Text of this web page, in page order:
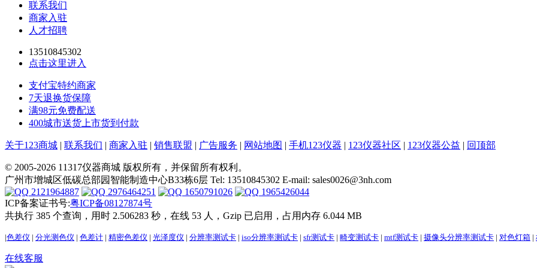
联系我们
商家入驻
人才招聘
13510845302
点击这里进入
支付宝特约商家
7天退换货保障
满98元免费配送
400城市送货上市货到付款
关于123商城 | 联系我们 | 商家入驻 | 销售联盟 | 广告服务 | 网站地图 | 手机123仪器 | 123仪器社区 | 123仪器公益 | 回顶部
© 2005-2026 11317仪器商城 版权所有，并保留所有权利。
广州市增城区低碳总部园智能制造中心B33栋6层 Tel: 13510845302 E-mail: sales0026@3nh.com
2121964887
2976464251 1650791026
1965426044
ICP备案证书号:粤ICP备08127874号
共执行 385 个查询，用时 2.506283 秒，在线 53 人，Gzip 已启用，占用内存 6.044 MB
|色差仪 | 分光测色仪 | 色差计 | 精密色差仪 | 光泽度仪 | 分辨率测试卡 | iso分辨率测试卡 | sfr测试卡 | 畸变测试卡 | mtf测试卡 | 摄像头分辨率测试卡 | 对色灯箱 |
在线客服